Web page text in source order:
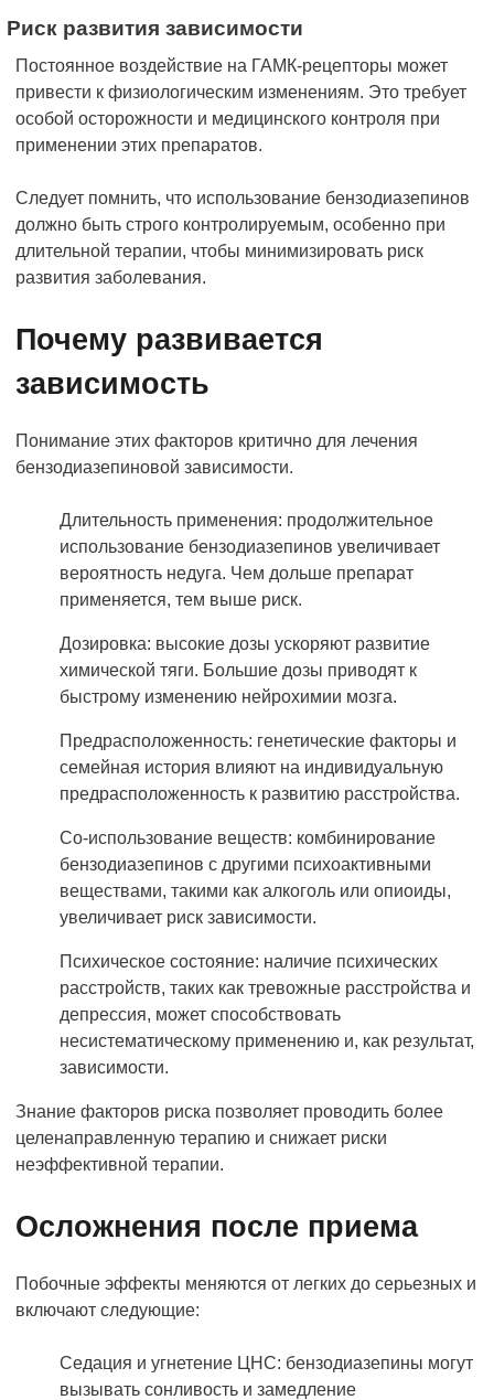
Риск развития зависимости
Постоянное воздействие на ГАМК-рецепторы может
привести к физиологическим изменениям. Это требует
особой осторожности и медицинского контроля при
применении этих препаратов.
Следует помнить, что использование бензодиазепинов
должно быть строго контролируемым, особенно при
длительной терапии, чтобы минимизировать риск
развития заболевания.
Почему развивается
зависимость
Понимание этих факторов критично для лечения
бензодиазепиновой зависимости.
Длительность применения: продолжительное
использование бензодиазепинов увеличивает
вероятность недуга. Чем дольше препарат
применяется, тем выше риск.
Дозировка: высокие дозы ускоряют развитие
химической тяги. Большие дозы приводят к
быстрому изменению нейрохимии мозга.
Предрасположенность: генетические факторы и
семейная история влияют на индивидуальную
предрасположенность к развитию расстройства.
Со-использование веществ: комбинирование
бензодиазепинов с другими психоактивными
веществами, такими как алкоголь или опиоиды,
увеличивает риск зависимости.
Психическое состояние: наличие психических
расстройств, таких как тревожные расстройства и
депрессия, может способствовать
несистематическому применению и, как результат,
зависимости.
Знание факторов риска позволяет проводить более
целенаправленную терапию и снижает риски
неэффективной терапии.
Осложнения после приема
Побочные эффекты меняются от легких до серьезных и
включают следующие:
Седация и угнетение ЦНС: бензодиазепины могут
вызывать сонливость и замедление